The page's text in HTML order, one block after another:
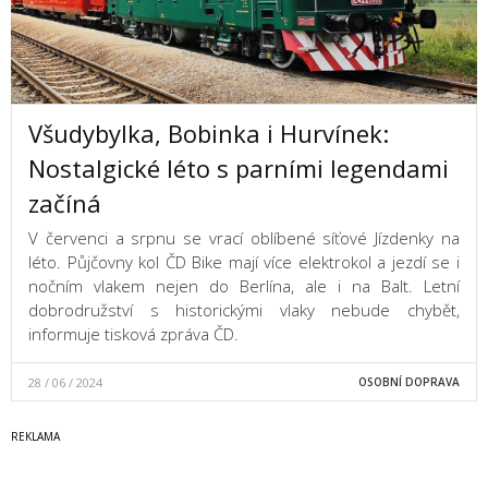
Všudybylka, Bobinka i Hurvínek:
Nostalgické léto s parními legendami
začíná
V červenci a srpnu se vrací oblíbené síťové Jízdenky na
léto. Půjčovny kol ČD Bike mají více elektrokol a jezdí se i
nočním vlakem nejen do Berlína, ale i na Balt. Letní
dobrodružství s historickými vlaky nebude chybět,
informuje tisková zpráva ČD.
28 / 06 / 2024 OSOBNÍ DOPRAVA